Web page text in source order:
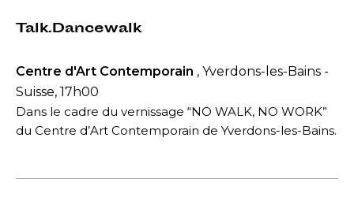
Talk.Dancewalk
Centre d'Art Contemporain , Yverdons-les-Bains -
Suisse, 17h00
Dans le cadre du vernissage “NO WALK, NO WORK”
du Centre d’Art Contemporain de Yverdons-les-Bains.